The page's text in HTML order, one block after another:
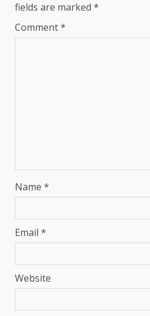
fields are marked *
Comment*
Name *
Email *
Website